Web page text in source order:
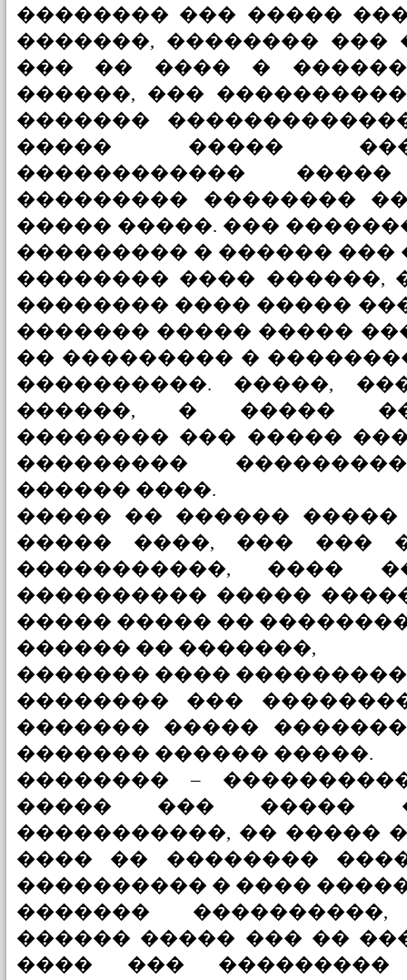
�������� ��� �����
�������, �������� ���
��� �� ���� �
������, ���
�������
����� �����
������������
��������� ��������
����� �����. ���
��������� � ������ ���
�������� ���� ������,
�������� ���� �����
������� ����� �����
�� ��������� �
����������. �����,
������, � �����
�������� ��� �����
���������
������ ����.
����� �� ������
����� ����, ��� ���
�����������, ����
���������� �����
����� ����� ��
������ �� �������,
������� ����
�������� ���
������� �����
������� ������ �����.
�������� –
����� ��� �����
�����������, �� �����
���� �� ��������
���������� � ����
�������
������ ����� ��� ��
���� ���